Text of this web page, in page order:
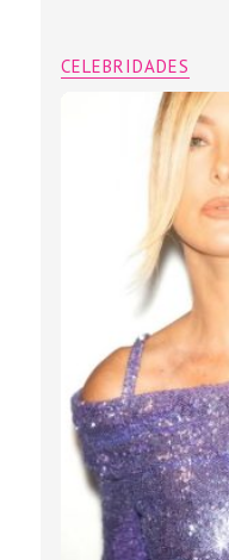
CELEBRIDADES